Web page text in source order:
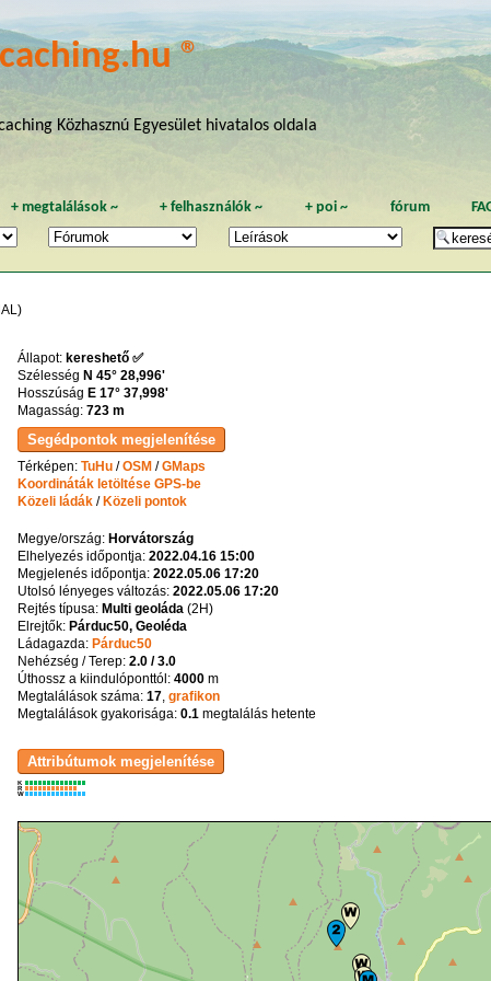
®
Közhasznú Egyesület hivatalos oldala
+ megtalálások~ +felhasználók ~ + poi~ fórum
Állapot: kereshető ✅
Szélesség N 45° 28,996'
Hosszúság E 17° 37,998'
Magasság: 723 m
Térképen: TuHu/OSM /GMaps
Koordináták letöltése GPS-be
Közeli ládák/ Közeli pontok
Megye/ország: Horvátország
Elhelyezés időpontja: 2022.04.16 15:00
Megjelenés időpontja: 2022.05.06 17:20
Utolsó lényeges változás: 2022.05.06 17:20
Rejtés típusa: Multi geoláda(2H)
Elrejtők: Párduc50, Geoléda
Ládagazda: Párduc50
Nehézség / Terep: 2.0 / 3.0
Úthossz a kiindulóponttól: 4000m
Megtalálások száma: 17, grafikon
Megtalálások gyakorisága: 0.1megtalálás hetente
K
R
W